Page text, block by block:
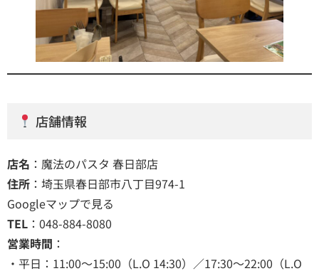
店舗情報
店名 ：魔法のパスタ 春日部店
住所 ：埼玉県春日部市八丁目974-1
Googleマップで見る
TEL ：048-884-8080
営業時間 ：
・平日：11:00～15:00（L.O 14:30）／17:30～22:00（L.O